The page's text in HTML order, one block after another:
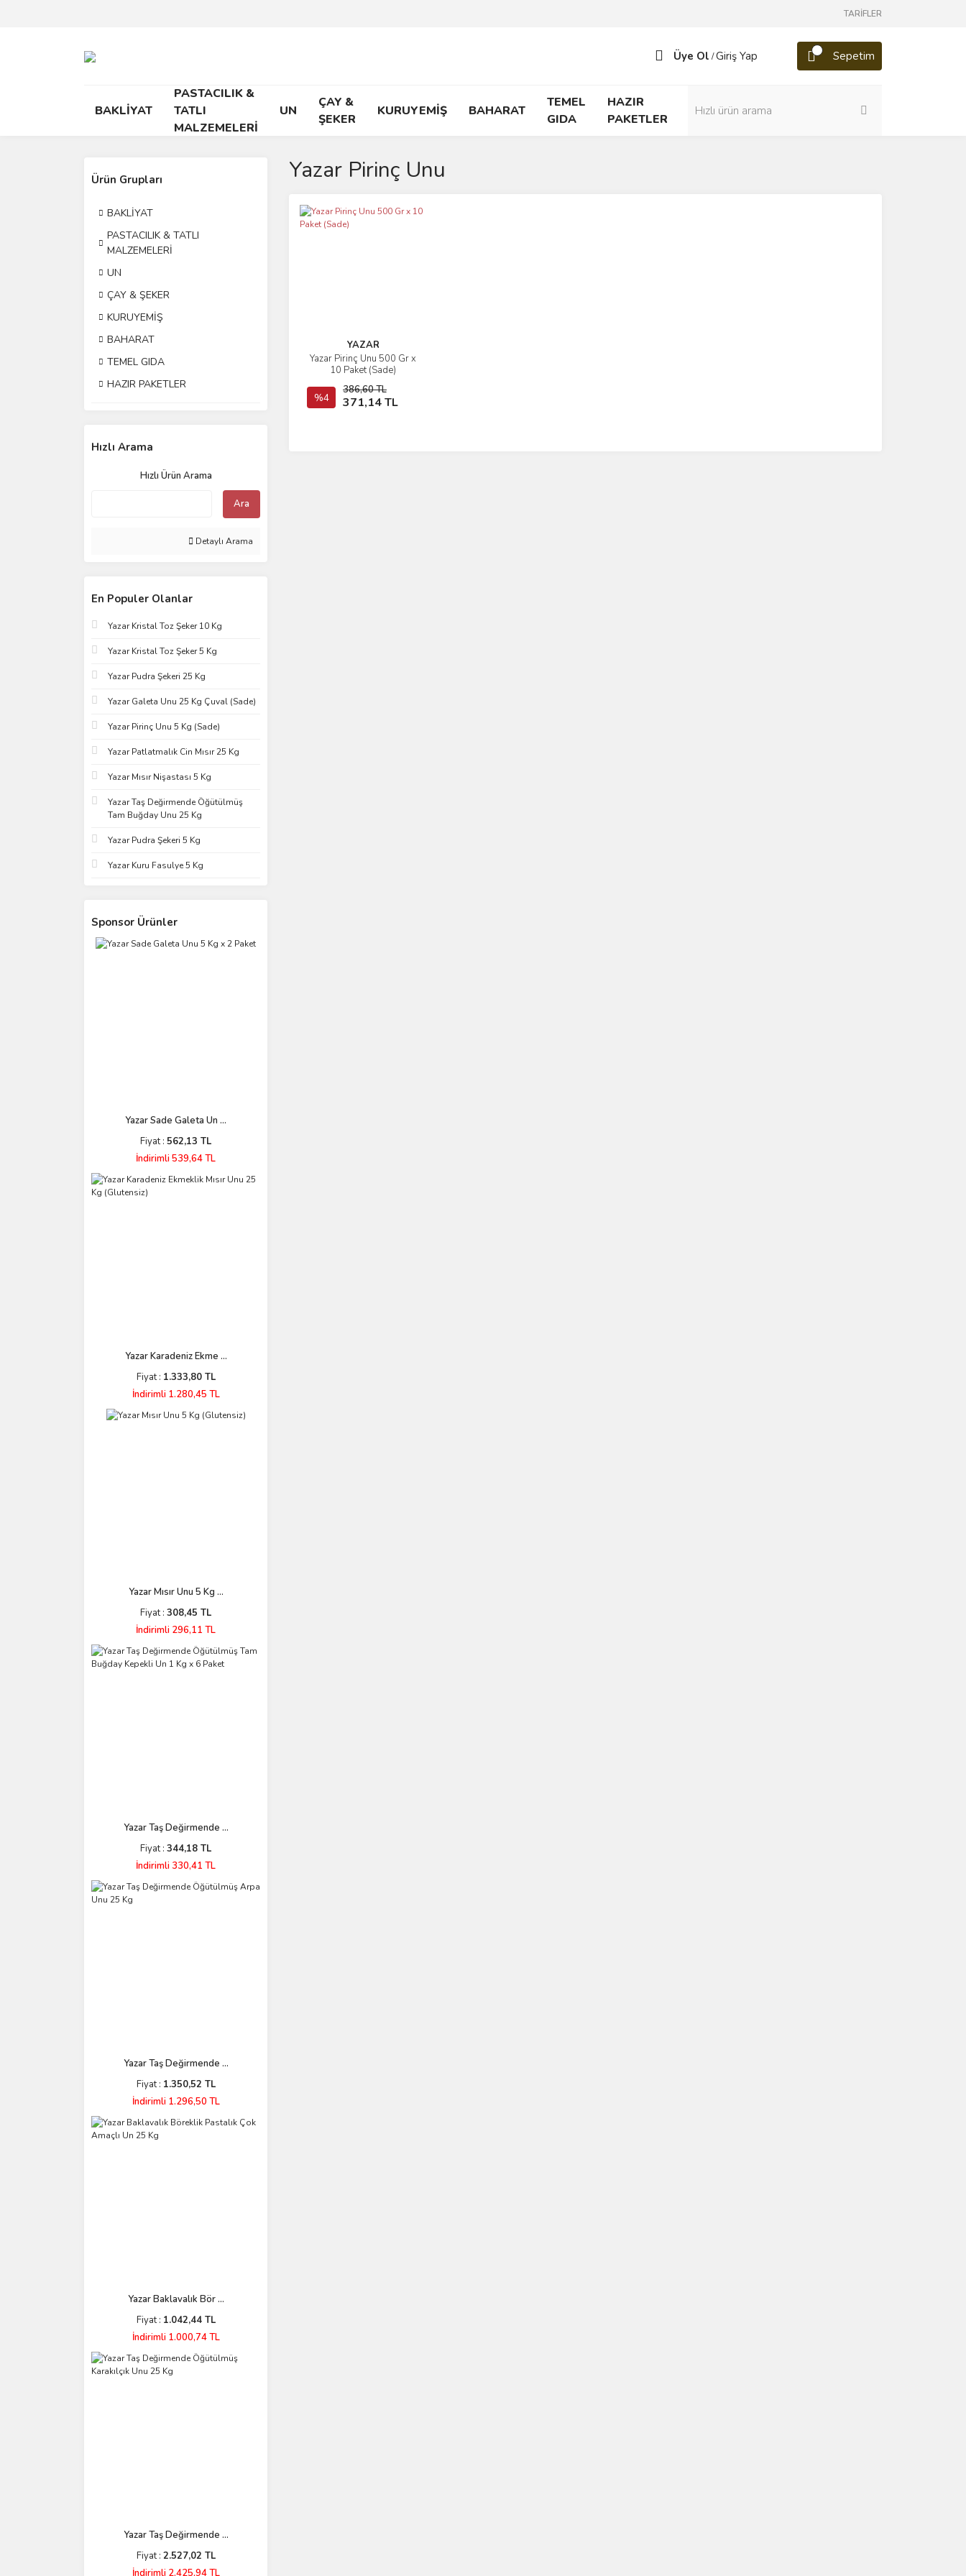
TARİFLER
Üye Ol /Giriş Yap Sepetim
BAKLİYAT
PASTACILIK &
TATLI
MALZEMELERİ
UN
ÇAY &
ŞEKER
KURUYEMİŞ BAHARAT
TEMEL
GIDA
HAZIR
PAKETLER
Ürün Grupları
BAKLİYAT
PASTACILIK & TATLI
MALZEMELERİ
UN
ÇAY & ŞEKER
KURUYEMİŞ
BAHARAT
TEMEL GIDA
HAZIR PAKETLER
Hızlı Arama
Hızlı Ürün Arama
Ara
Detaylı Arama
En Populer Olanlar
Yazar Kristal Toz Şeker 10 Kg
Yazar Kristal Toz Şeker 5 Kg
Yazar Pudra Şekeri 25 Kg
Yazar Galeta Unu 25 Kg Çuval (Sade)
Yazar Pirinç Unu 5 Kg (Sade)
Yazar Patlatmalık Cin Mısır 25 Kg
Yazar Mısır Nişastası 5 Kg
Yazar Taş Değirmende Öğütülmüş
Tam Buğday Unu 25 Kg
Yazar Pudra Şekeri 5 Kg
Yazar Kuru Fasulye 5 Kg
Sponsor Ürünler
Yazar Sade Galeta Un ...
Fiyat : 562,13 TL
İndirimli 539,64 TL
Yazar Karadeniz Ekme ...
Fiyat : 1.333,80 TL
İndirimli 1.280,45 TL
Yazar Mısır Unu 5 Kg ...
Fiyat : 308,45 TL
İndirimli 296,11 TL
Yazar Taş Değirmende ...
Fiyat : 344,18 TL
İndirimli 330,41 TL
Yazar Taş Değirmende ...
Fiyat : 1.350,52 TL
İndirimli 1.296,50 TL
Yazar Baklavalık Bör ...
Fiyat : 1.042,44 TL
İndirimli 1.000,74 TL
Yazar Taş Değirmende ...
Fiyat : 2.527,02 TL
İndirimli 2.425,94 TL
Yazar Pirinç Unu
YAZAR
Yazar Pirinç Unu 500 Gr x
10 Paket (Sade)
%4
386,60 TL
371,14 TL
İncele
Sepete Ekle